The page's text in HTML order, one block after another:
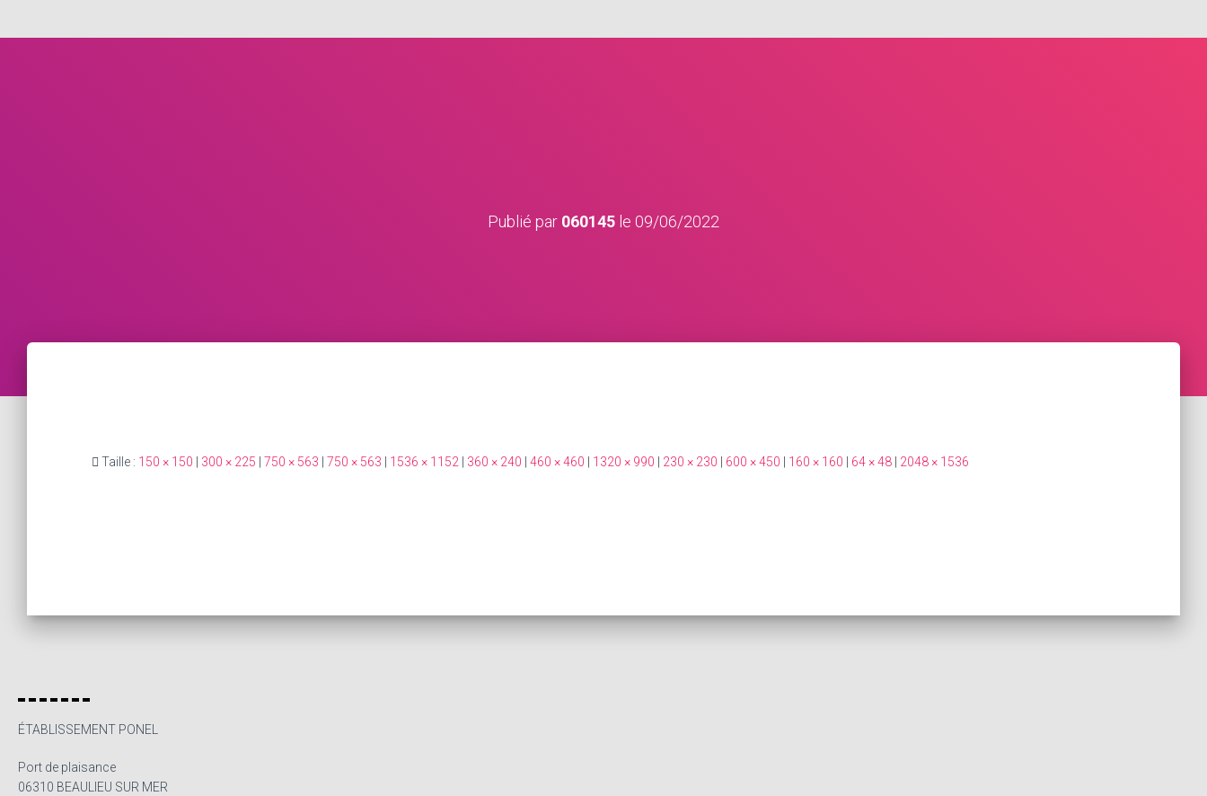
Publié par 060145 le 09/06/2022
Taille : 150 × 150 300 × 225 750 × 563 750 × 563 1536 × 1152 360 × 240 460 × 460 1320 × 990 230 × 230 600 × 450 160 × 160 64 × 48 2048 × 1536
ÉTABLISSEMENT PONEL
Port de plaisance
06310 BEAULIEU SUR MER